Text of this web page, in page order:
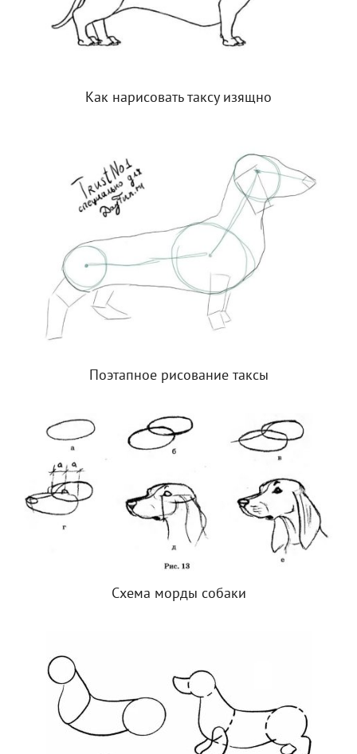
Как нарисовать таксу изящно
Поэтапное рисование таксы
Схема морды собаки